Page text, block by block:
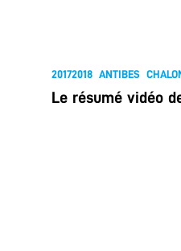
20172018 ANTIBES
Le résumé vidéo